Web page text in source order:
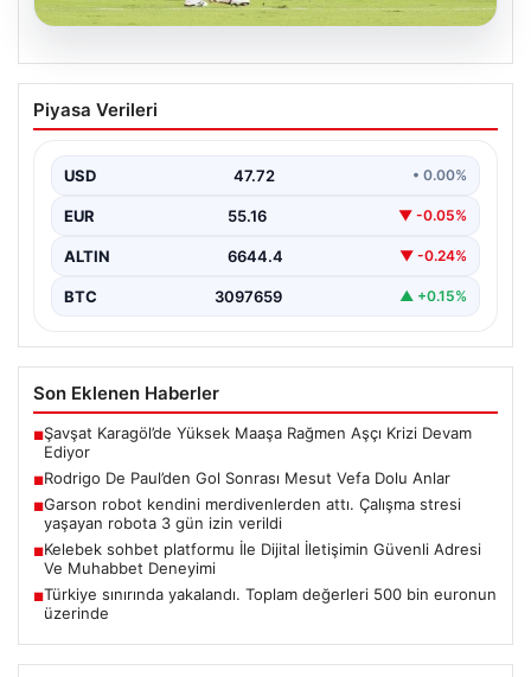
Rodrigo De Paul’den Gol Sonrası Mesut
Vefa Dolu Anlar
uyandıran olay, Arjantinli yıldız Rodrigo De Paul’un
attığı…
Piyasa Verileri
USD 47.72 • 0.00%
EUR 55.16 ▼ -0.05%
ALTIN 6644.4 ▼ -0.24%
BTC 3097659 ▲ +0.15%
Son Eklenen Haberler
■Şavşat Karagöl’de Yüksek Maaşa Rağmen Aşçı Krizi Devam
Ediyor
■Rodrigo De Paul’den Gol Sonrası Mesut Vefa Dolu Anlar
■Garson robot kendini merdivenlerden attı. Çalışma stresi
yaşayan robota 3 gün izin verildi
■Kelebek sohbet platformu İle Dijital İletişimin Güvenli Adresi
Ve Muhabbet Deneyimi
■Türkiye sınırında yakalandı. Toplam değerleri 500 bin euronun
üzerinde